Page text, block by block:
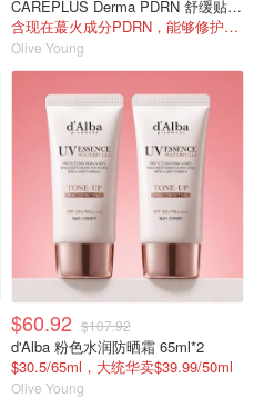
CAREPLUS Derma PDRN 舒缓贴 12片
含现在蕞火成分PDRN，能够修护皮肤
Olive Young
$60.92 $107.92
d'Alba 粉色水润防晒霜 65ml*2
$30.5/65ml，大统华卖$39.99/50ml
Olive Young